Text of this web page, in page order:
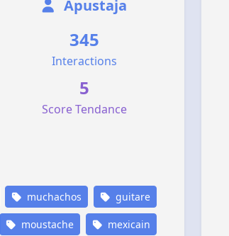
Apustaja
345
Interactions
5
Score Tendance
muchachos guitare
moustache mexicain